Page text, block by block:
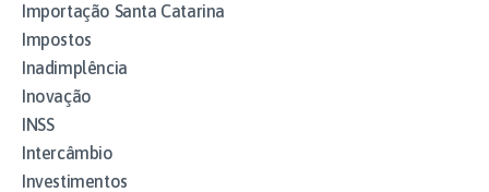
Importação Santa Catarina
Impostos
Inadimplência
Inovação
INSS
Intercâmbio
Investimentos